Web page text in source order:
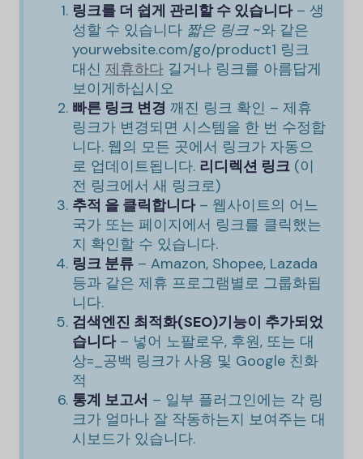
링크를 더 쉽게 관리할 수 있습니다– 생
성할 수 있습니다 짧은 링크 ~와 같은
yourwebsite.com/go/product1 링크
대신 제휴하다 길거나 링크를 아름답게
보이게하십시오
빠른 링크 변경 깨진 링크 확인 – 제휴
링크가 변경되면 시스템을 한 번 수정합
니다. 웹의 모든 곳에서 링크가 자동으
로 업데이트됩니다. 리디렉션 링크 (이
전 링크에서 새 링크로)
추적 을 클릭합니다– 웹사이트의 어느
국가 또는 페이지에서 링크를 클릭했는
지 확인할 수 있습니다.
링크 분류 – Amazon, Shopee, Lazada
등과 같은 제휴 프로그램별로 그룹화됩
니다.
검색엔진 최적화(SEO)기능이 추가되었
습니다– 넣어 노팔로우, 후원, 또는 대
상=_공백 링크가 사용 및 Google 친화
적
통계 보고서 – 일부 플러그인에는 각 링
크가 얼마나 잘 작동하는지 보여주는 대
시보드가 있습니다.